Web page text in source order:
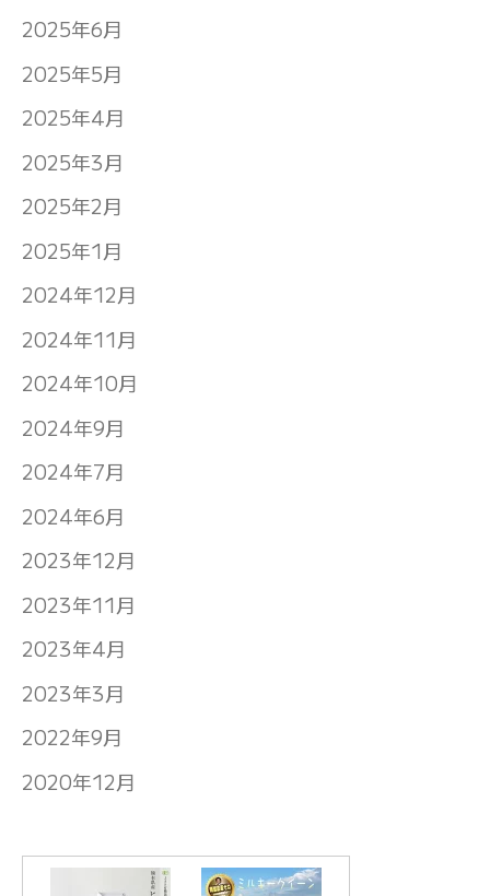
2025年6月
2025年5月
2025年4月
2025年3月
2025年2月
2025年1月
2024年12月
2024年11月
2024年10月
2024年9月
2024年7月
2024年6月
2023年12月
2023年11月
2023年4月
2023年3月
2022年9月
2020年12月